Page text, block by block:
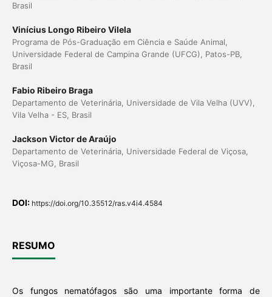
Brasil
Vinícius Longo Ribeiro Vilela
Programa de Pós-Graduação em Ciência e Saúde Animal,
Universidade Federal de Campina Grande (UFCG), Patos-PB,
Brasil
Fabio Ribeiro Braga
Departamento de Veterinária, Universidade de Vila Velha (UVV),
Vila Velha - ES, Brasil
Jackson Victor de Araújo
Departamento de Veterinária, Universidade Federal de Viçosa,
Viçosa-MG, Brasil
DOI: https://doi.org/10.35512/ras.v4i4.4584
RESUMO
Os fungos nematófagos são uma importante forma de